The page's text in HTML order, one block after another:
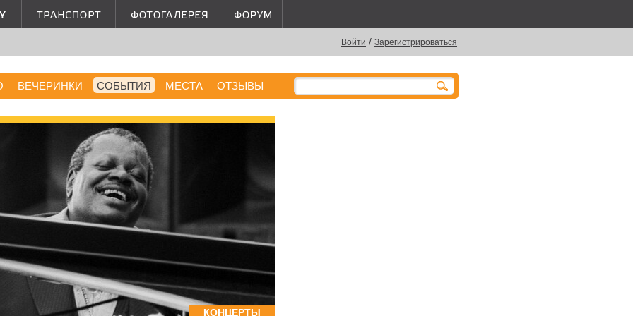
Войти / Зарегистрироваться
ВЕЧЕРИНКИ СОБЫТИЯ МЕСТА ОТЗЫВЫ
КОНЦЕРТЫ